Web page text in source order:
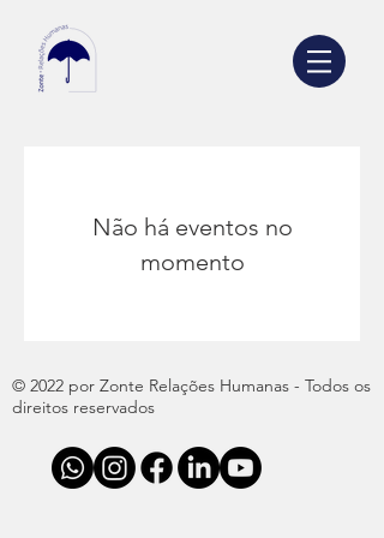
Não há eventos no
momento
© 2022 por Zonte Relações Humanas - Todos os
direitos reservados